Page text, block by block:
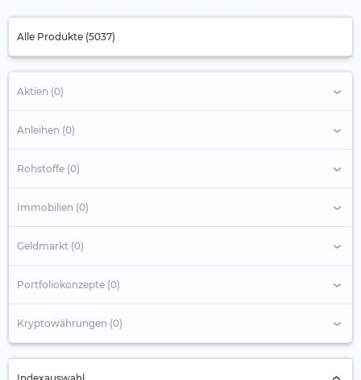
Alle Produkte (5037)
Aktien (0)
Anleihen (0)
Rohstoffe (0)
Immobilien (0)
Geldmarkt (0)
Portfoliokonzepte (0)
Kryptowährungen (0)